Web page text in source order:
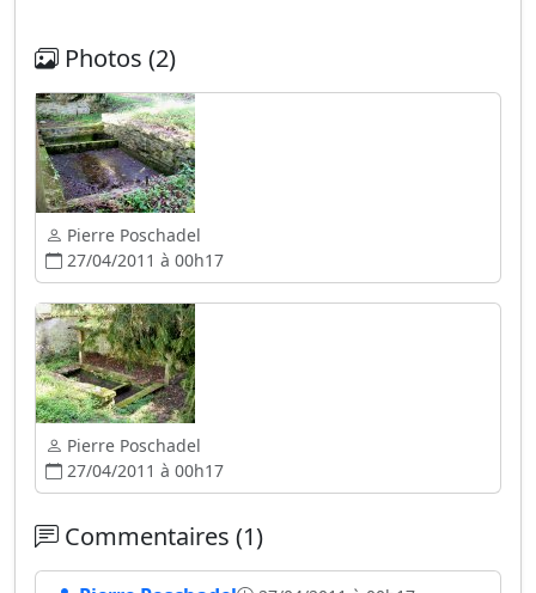
Photos (2)
Pierre Poschadel
27/04/2011 à 00h17
Pierre Poschadel
27/04/2011 à 00h17
Commentaires (1)